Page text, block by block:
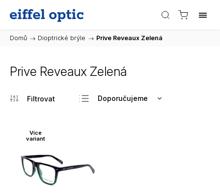
Domů / Dioptrické brýle / Prive Reveaux Zelená
Prive Reveaux Zelená
Doporučujeme
Více
variant